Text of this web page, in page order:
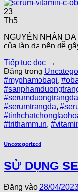
23
Th5
NGUYÊN NHÂN
của làn da nên dễ
Tiếp tục đọc →
Đăng trong
#myphamobagi,
#serumduongtrangda
#serumtrangda,
#trithammun,
Uncategorized
SỬ DỤNG
Đăng vào 28/04/2023